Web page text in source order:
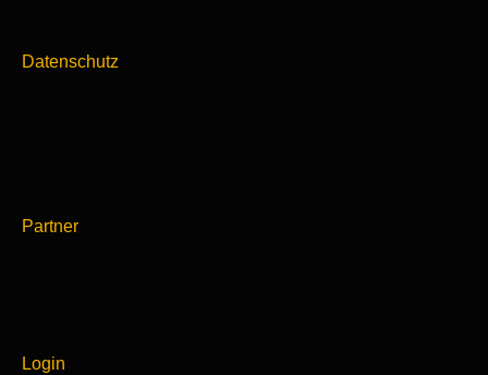
Datenschutz
Partner
Login